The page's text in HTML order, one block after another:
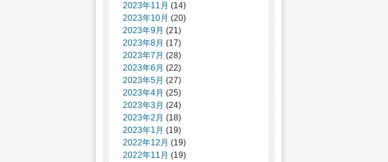
2023年11月 (14)
2023年10月 (20)
2023年9月 (21)
2023年8月 (17)
2023年7月 (28)
2023年6月 (22)
2023年5月 (27)
2023年4月 (25)
2023年3月 (24)
2023年2月 (18)
2023年1月 (19)
2022年12月 (19)
2022年11月 (19)